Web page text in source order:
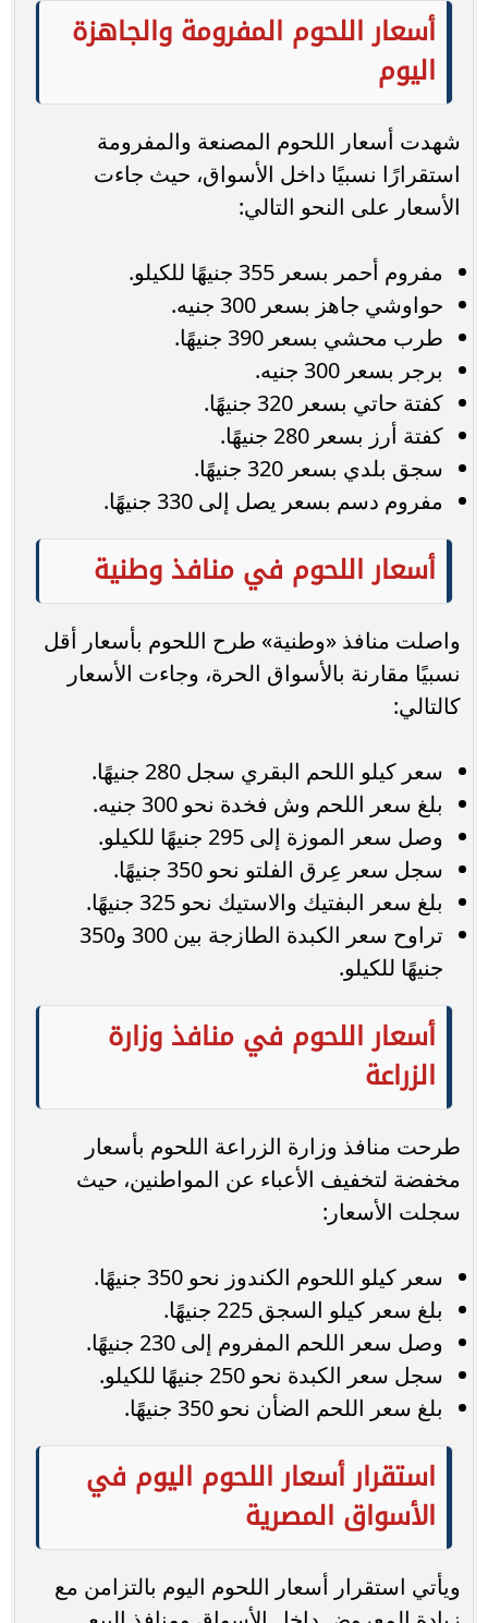
أسعار اللحوم المفرومة والجاهزة
اليوم
شهدت أسعار اللحوم المصنعة والمفرومة
استقرارًا نسبيًا داخل الأسواق، حيث جاءت
الأسعار على النحو التالي:
مفروم أحمر بسعر 355 جنيهًا للكيلو.
حواوشي جاهز بسعر 300 جنيه.
طرب محشي بسعر 390 جنيهًا.
برجر بسعر 300 جنيه.
كفتة حاتي بسعر 320 جنيهًا.
كفتة أرز بسعر 280 جنيهًا.
سجق بلدي بسعر 320 جنيهًا.
مفروم دسم بسعر يصل إلى 330 جنيهًا.
أسعار اللحوم في منافذ وطنية
واصلت منافذ «وطنية» طرح اللحوم بأسعار أقل
نسبيًا مقارنة بالأسواق الحرة، وجاءت الأسعار
كالتالي:
سعر كيلو اللحم البقري سجل 280 جنيهًا.
بلغ سعر اللحم وش فخدة نحو 300 جنيه.
وصل سعر الموزة إلى 295 جنيهًا للكيلو.
سجل سعر عِرق الفلتو نحو 350 جنيهًا.
بلغ سعر البفتيك والاستيك نحو 325 جنيهًا.
تراوح سعر الكبدة الطازجة بين 300 و350
جنيهًا للكيلو.
أسعار اللحوم في منافذ وزارة
الزراعة
طرحت منافذ وزارة الزراعة اللحوم بأسعار
مخفضة لتخفيف الأعباء عن المواطنين، حيث
سجلت الأسعار:
سعر كيلو اللحوم الكندوز نحو 350 جنيهًا.
بلغ سعر كيلو السجق 225 جنيهًا.
وصل سعر اللحم المفروم إلى 230 جنيهًا.
سجل سعر الكبدة نحو 250 جنيهًا للكيلو.
بلغ سعر اللحم الضأن نحو 350 جنيهًا.
استقرار أسعار اللحوم اليوم في
الأسواق المصرية
ويأتي استقرار أسعار اللحوم اليوم بالتزامن مع